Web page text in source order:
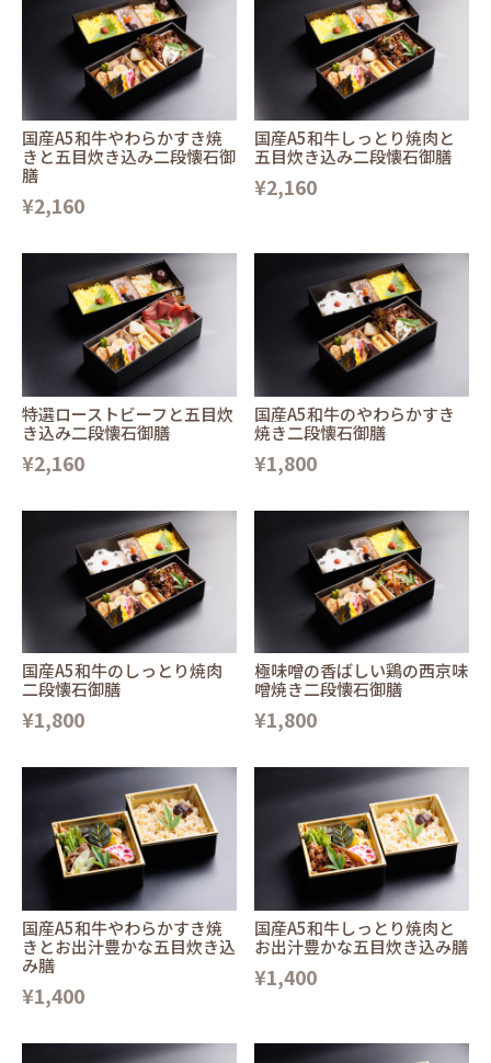
国産A5和牛やわらかすき焼
きと五目炊き込み二段懐石御
膳
¥2,160
国産A5和牛しっとり焼肉と
五目炊き込み二段懐石御膳
¥2,160
特選ローストビーフと五目炊
き込み二段懐石御膳
¥2,160
国産A5和牛のやわらかすき
焼き二段懐石御膳
¥1,800
国産A5和牛のしっとり焼肉
二段懐石御膳
¥1,800
極味噌の香ばしい鶏の西京味
噌焼き二段懐石御膳
¥1,800
国産A5和牛やわらかすき焼
きとお出汁豊かな五目炊き込
み膳
¥1,400
国産A5和牛しっとり焼肉と
お出汁豊かな五目炊き込み膳
¥1,400